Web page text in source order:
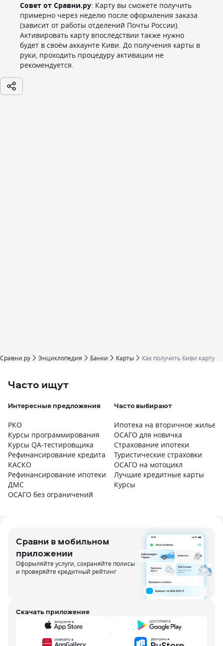
Совет от Сравни.ру: Карту вы сможете получить
примерно через неделю после оформления заказа
(зависит от работы отделений Почты России).
Активировать карту впоследствии также нужно
будет в своём аккаунте Киви. До получения карты в
руки, проходить процедуру активации не
рекомендуется.
Сравни.ру Энциклопедия Банки Карты Как получить Киви карту
Часто ищут
Интересные предложения
РКО
Курсы программирования
Курсы QA-тестировщика
Рефинансирование кредита
КАСКО
Рефинансирование ипотеки
ДМС
ОСАГО без ограничений
Часто выбирают
Ипотека на вторичное жилье
ОСАГО для новичка
Страхование ипотеки
Туристические страховки
ОСАГО на мотоцикл
Лучшие кредитные карты
Курсы
Сравни в мобильном
приложении
Оформляйте услуги, сохраняйте полисы
и проверяйте кредитный рейтинг
Скачать приложение